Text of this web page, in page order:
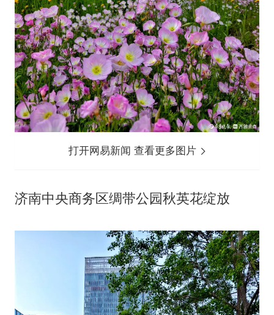
打开网易新闻 查看更多图片
济南中央商务区绸带公园秋英花绽放